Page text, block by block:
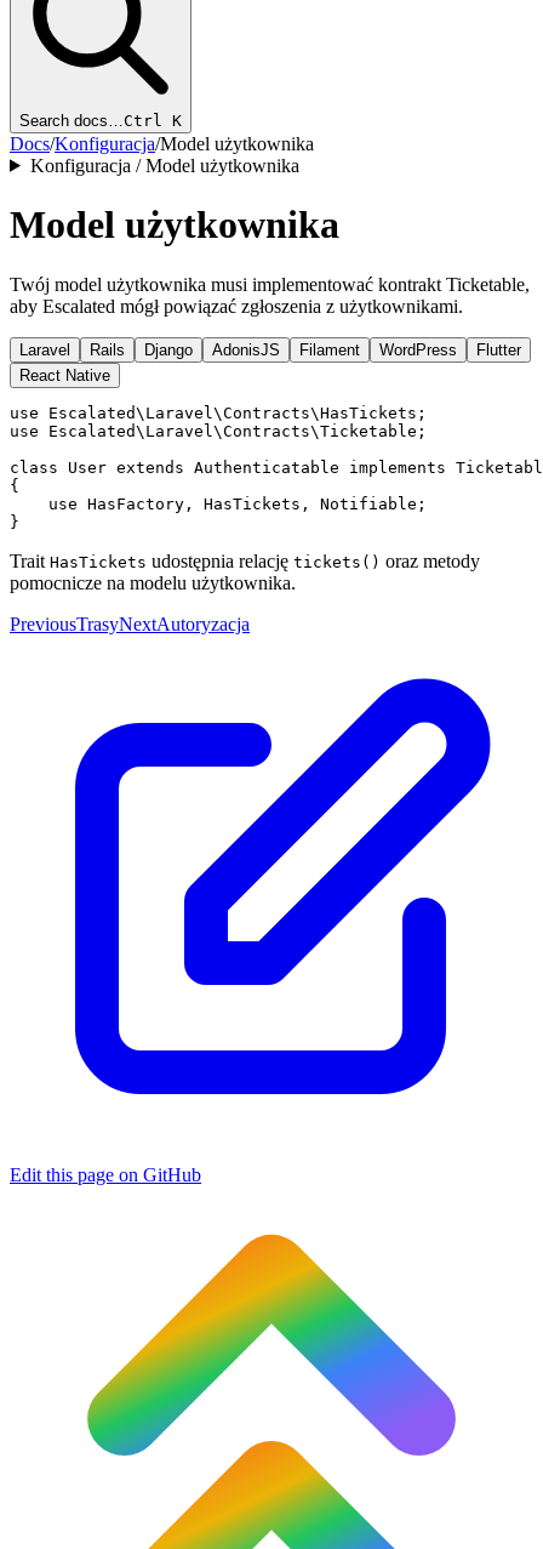
Search docs… Ctrl K
Docs/Konfiguracja/Model użytkownika
Konfiguracja / Model użytkownika
Model użytkownika
Twój model użytkownika musi implementować kontrakt Ticketable,
aby Escalated mógł powiązać zgłoszenia z użytkownikami.
Laravel Rails Django AdonisJS Filament WordPress
Flutter
React Native
use Escalated\Laravel\Contracts\HasTickets;
use Escalated\Laravel\Contracts\Ticketable;
class User extends Authenticatable implements
{
    use HasFactory, HasTickets, Notifiable;
Trait HasTickets udostępnia relację tickets() oraz metody
pomocnicze na modelu użytkownika.
PreviousTrasyNextAutoryzacja
Edit this page on GitHub